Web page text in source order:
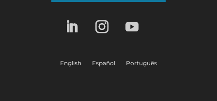
English Español Português